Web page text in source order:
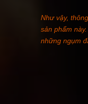
Như vậy,
sản phẩm
những ngụm